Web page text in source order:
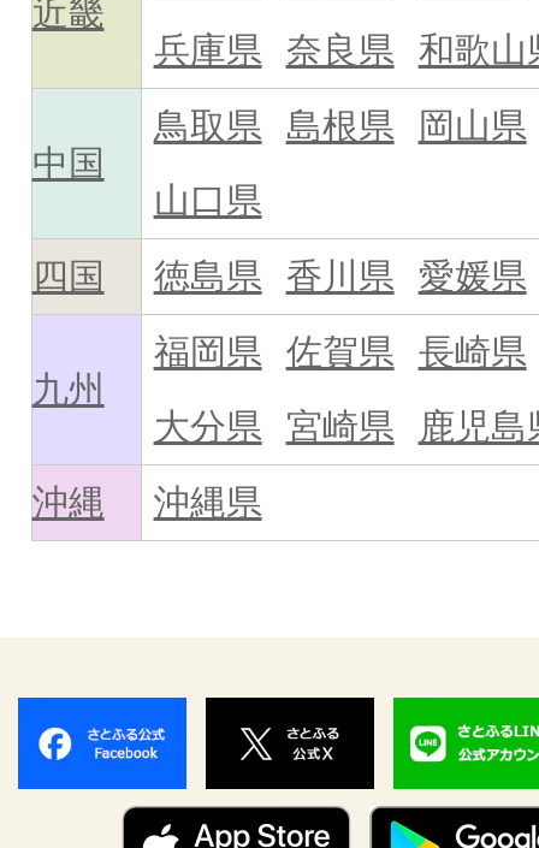
近畿
兵庫県
奈良県 和歌山
中国
鳥取県 島根県
岡山県
山口県
四国
徳島県 香川県 愛媛県
九州
福岡県 佐賀県 長崎県
大分県
宮崎県
鹿児島
沖縄
沖縄県